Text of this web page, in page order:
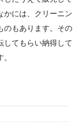
かには、クリーニン
のもあります。その
してもらい納得して